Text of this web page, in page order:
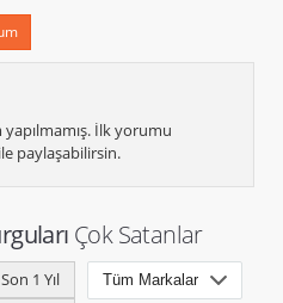
İlk yorumu
paylaşabilirsin.
Çok Satanlar
Son 1 Yıl